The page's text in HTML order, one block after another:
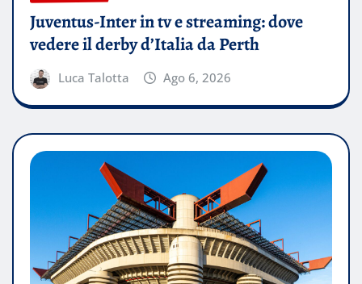
Juventus-Inter in tv e streaming: dove
vedere il derby d’Italia da Perth
Luca Talotta Ago 6, 2026